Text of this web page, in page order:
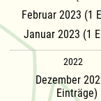
Februar 2023 (1
Januar 2023 (1
2022
Dezember
Einträge)